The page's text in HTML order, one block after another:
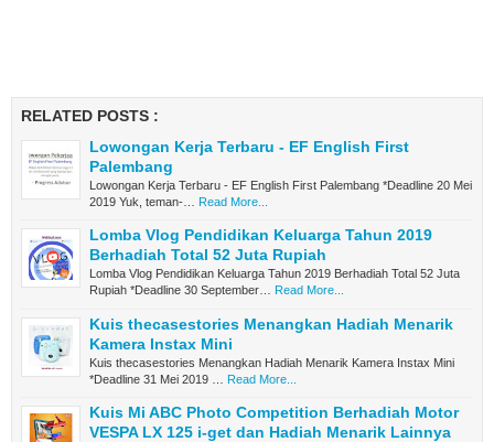
RELATED POSTS :
Lowongan Kerja Terbaru - EF English First
Palembang
Lowongan Kerja Terbaru - EF English First Palembang *Deadline 20 Mei
2019 Yuk, teman-…
Read More...
Lomba Vlog Pendidikan Keluarga Tahun 2019
Berhadiah Total 52 Juta Rupiah
Lomba Vlog Pendidikan Keluarga Tahun 2019 Berhadiah Total 52 Juta
Rupiah *Deadline 30 September… Read More...
Kuis thecasestories Menangkan Hadiah Menarik
Kamera Instax Mini
Kuis thecasestories Menangkan Hadiah Menarik Kamera Instax Mini
*Deadline 31 Mei 2019 …
Read More...
Kuis Mi ABC Photo Competition Berhadiah Motor
VESPA LX 125 i-get dan Hadiah Menarik Lainnya